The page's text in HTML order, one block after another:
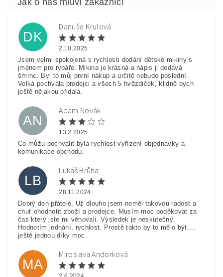
DK
Danuše Krulová
2.10.2025
Jsem velmi spokojená s rychlosti dodání dětské mikiny s
jménem pro rybáře. Mikina je krásná a nápis ji dodává
šmrnc. Byl to můj první nákup a určitě nebude poslední.
Velká pochvala prodejci a všech 5 hvězdiček, klidně bych
ještě nějakou přidala.
AN
Adam Novák
13.2.2025
Co můžu pochválit byla rychlost vyřízení objednávky a
komunikace obchodu.
LB
Lukáš Brůha
28.11.2024
Dobrý den přátelé. Už dlouho jsem neměl takovou radost a
chuť ohodnotit zboží a prodejce. Musím moc poděkovat za
čas který jste mi věnovali. Výsledek je neskutečný.
Hodnotím jednání, rychlost. Prostě takto by to mělo být....
ještě jednou díky moc.
MA
Miroslava Andorková